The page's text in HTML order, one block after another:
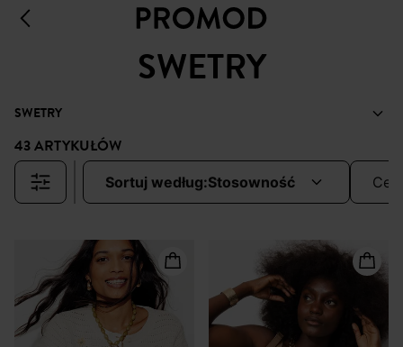
SWETRY
SWETRY
43 ARTYKUŁÓW
sortuj według: stosowność